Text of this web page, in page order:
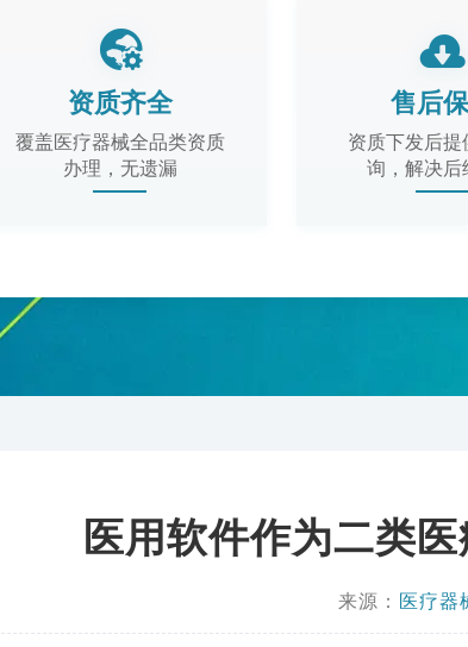
资质齐全
覆盖医疗器械全品类资质
办理，无遗漏
售后
资质下发后提
询，解决后
医用软件作为二类
来源： 医疗器